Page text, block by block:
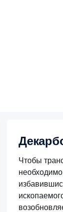
Чтобы